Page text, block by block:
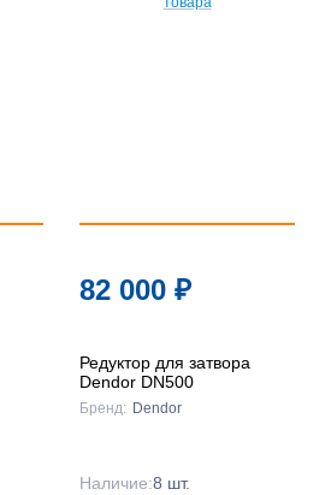
82 000 ₽
Редуктор для затвора
Dendor DN500
Бренд: Dendor
Наличие:8 шт.